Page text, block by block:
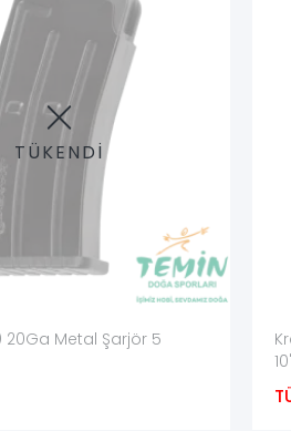
şarjörlerinde hem üretici kodu hem
tüfek üreticisinin garanti şartları
TÜKENDİ
20Ga Metal Şarjör 5